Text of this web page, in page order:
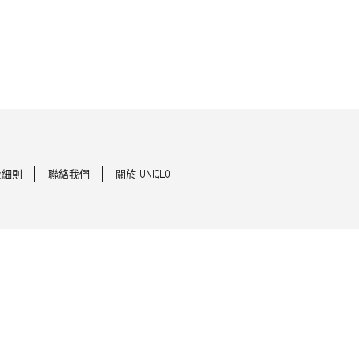
則 聯絡我們 關於 UNIQLO